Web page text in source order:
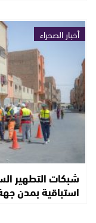
أخبار الصحراء
شبكات التطهير
استباقية بمدن